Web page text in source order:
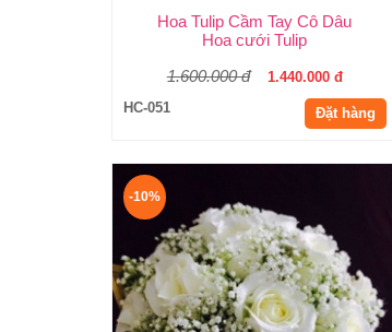
Hoa Tulip Cầm Tay Cô Dâu
Hoa cưới Tulip
1.600.000 đ
1.440.000 đ
HC-051
Đặt hàng
-10%